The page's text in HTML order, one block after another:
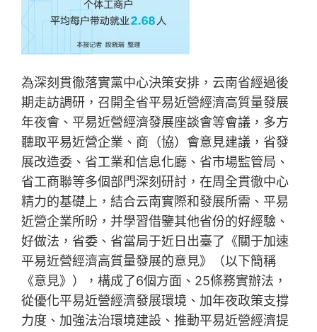
為深刻貫徹落實黨中心決策安排，云南省經過後
期走訪調研，召開全省平易近營經濟高質量發展
年夜會、平易近營經濟發展座談會等會議，多方
聽取平易近營企業、商（協）會意見建議，省發
展改造委、省工業和信息化廳、省市場監管局、
省工商聯等多個部門深刻研討，在周全貫徹中心
精力的基礎上，結合云南實際和發展所需、平易
近營企業所盼，并學習借鑒其他省份的好經驗、
好做法，省委、省當局于近日出臺了《關于加速
平易近營經濟高質量發展的意見》（以下簡稱
《意見》），構成了6個方面、25條務實辦法，
從優化平易近營經濟發展環境、加年夜政策支撐
力度、加強法治環境建設、推動平易近營經濟提